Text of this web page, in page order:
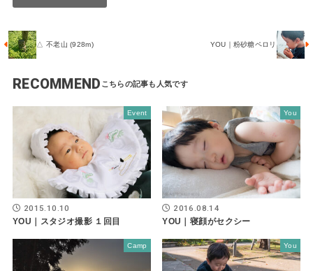
△ 不老山 (928m) YOU｜粉砂糖ペロリ
RECOMMEND
Event
2015.10.10
YOU｜スタジオ撮影 １回目
You
2016.08.14
YOU｜寝顔がセクシー
Camp You